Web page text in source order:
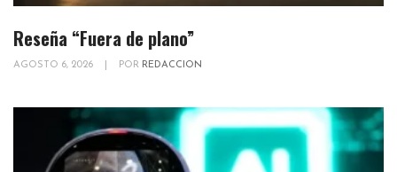
Reseña “Fuera de plano”
AGOSTO 6, 2026 POR REDACCION